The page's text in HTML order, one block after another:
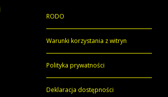
RODO
Warunki korzystania z witryn
Polityka prywatności
Deklaracja dostępności